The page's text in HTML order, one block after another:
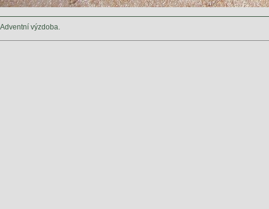
Adventní výzdoba.